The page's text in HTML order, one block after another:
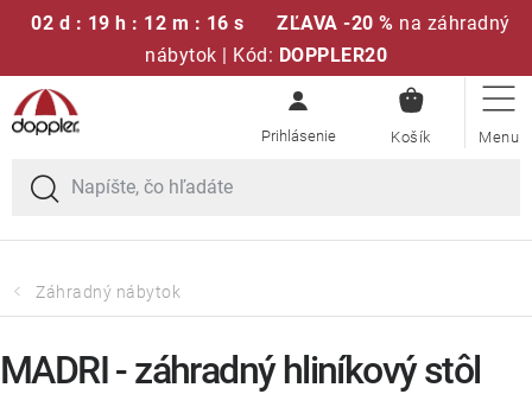
02 d : 19 h : 12 m : 16 s ZĽAVA -20 % na záhradný
nábytok | Kód: DOPPLER20
Prejsť
na
obsah
KOŠÍK
Sedacie súpravy
Slnečníky
Polstre a sedáky
Záhradný nábytok
MADRI - záhradný hliníkový stôl